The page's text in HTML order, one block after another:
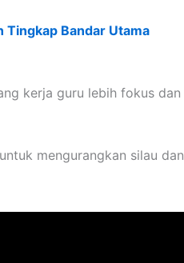
Tingkap Bandar Utama
kerja guru lebih fokus dan
untuk mengurangkan silau dan